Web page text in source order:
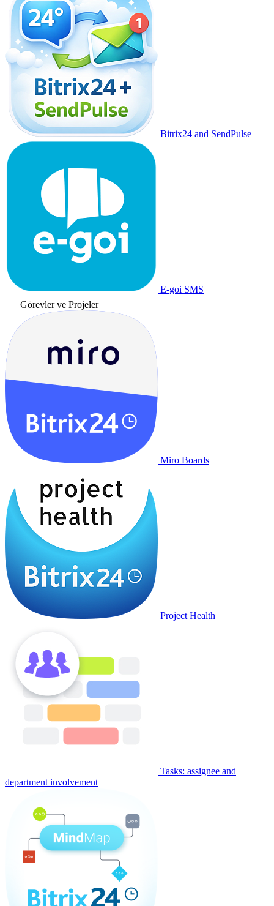
Bitrix24 and SendPulse
E-goi SMS
Görevler ve Projeler
Miro Boards
Project Health
Tasks: assignee and
department involvement